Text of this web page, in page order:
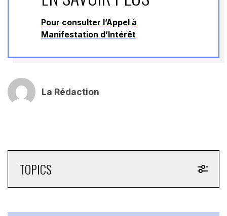
Pour consulter l’Appel à
Manifestation d’Intérêt
La Rédaction
TOPICS